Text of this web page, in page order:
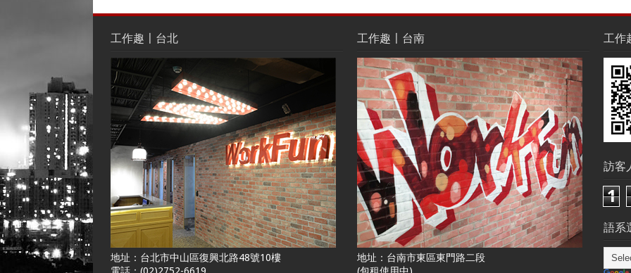
工作趣〡台北
地址：台北市中山區復興北路48號10樓
工作趣〡台南
地址：台南市東區東門路二段
工作
訪客
1
語系